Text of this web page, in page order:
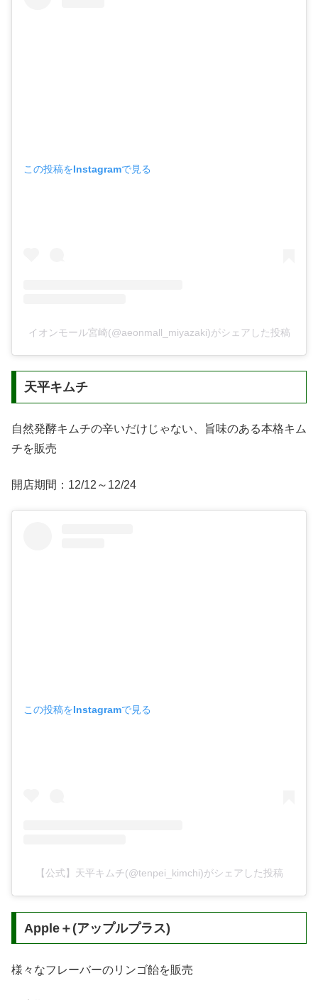
この投稿をInstagramで見る
イオンモール宮崎(@aeonmall_miyazaki)がシェアした投稿
天平キムチ
自然発酵キムチの辛いだけじゃない、旨味のある本格キム
チを販売
開店期間：12/12～12/24
この投稿をInstagramで見る
【公式】天平キムチ(@tenpei_kimchi)がシェアした投稿
Apple＋(アップルプラス)
様々なフレーバーのリンゴ飴を販売